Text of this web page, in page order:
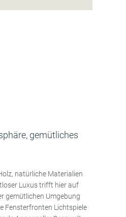
gemütliches
natürliche Materialien
Luxus trifft hier auf
gemütlichen Umgebung
Fensterfronten Lichtspiele